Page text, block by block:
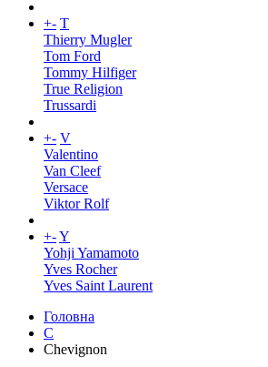
+- T
Thierry Mugler
Tom Ford
Tommy Hilfiger
True Religion
Trussardi
+- V
Valentino
Van Cleef
Versace
Viktor Rolf
+-Y
Yohji Yamamoto
Yves Rocher
Yves Saint Laurent
Головна
C
Chevignon